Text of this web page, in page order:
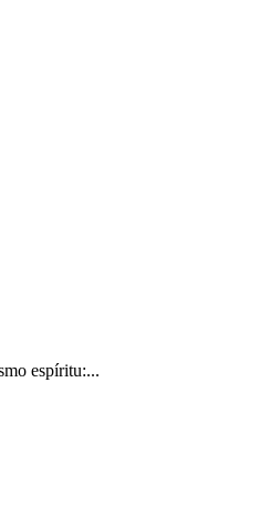
espíritu:...